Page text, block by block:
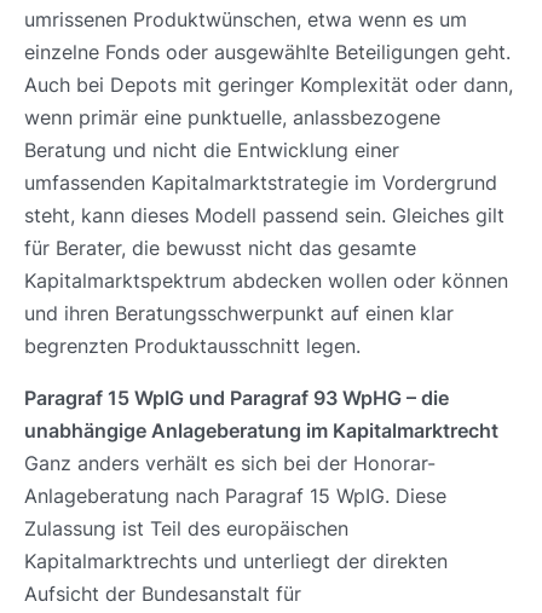
umrissenen Produktwünschen, etwa wenn es um
einzelne Fonds oder ausgewählte Beteiligungen geht.
Auch bei Depots mit geringer Komplexität oder dann,
wenn primär eine punktuelle, anlassbezogene
Beratung und nicht die Entwicklung einer
umfassenden Kapitalmarktstrategie im Vordergrund
steht, kann dieses Modell passend sein. Gleiches gilt
für Berater, die bewusst nicht das gesamte
Kapitalmarktspektrum abdecken wollen oder können
und ihren Beratungsschwerpunkt auf einen klar
begrenzten Produktausschnitt legen.
Paragraf 15 WpIG und Paragraf 93 WpHG – die
unabhängige Anlageberatung im Kapitalmarktrecht
Ganz anders verhält es sich bei der Honorar-
Anlageberatung nach Paragraf 15 WpIG. Diese
Zulassung ist Teil des europäischen
Kapitalmarktrechts und unterliegt der direkten
Aufsicht der Bundesanstalt für